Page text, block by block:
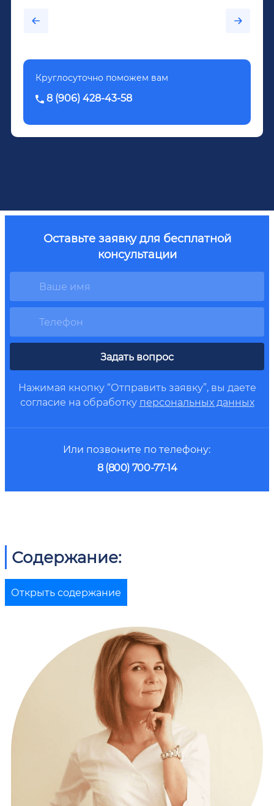
было назначено кодирование по методу
Довженко.
Круглосуточно поможем вам
8 (906) 428-43-58
Оставьте заявку для бесплатной
консультации
Задать вопрос
Нажимая кнопку “Отправить заявку”, вы даете
согласие на обработку персональных данных
Или позвоните по телефону:
8 (800) 700-77-14
Содержание:
Открыть содержание